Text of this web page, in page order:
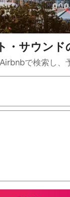
・サウンド
で検⁠索⁠し⁠、
ら、上下の矢印キ